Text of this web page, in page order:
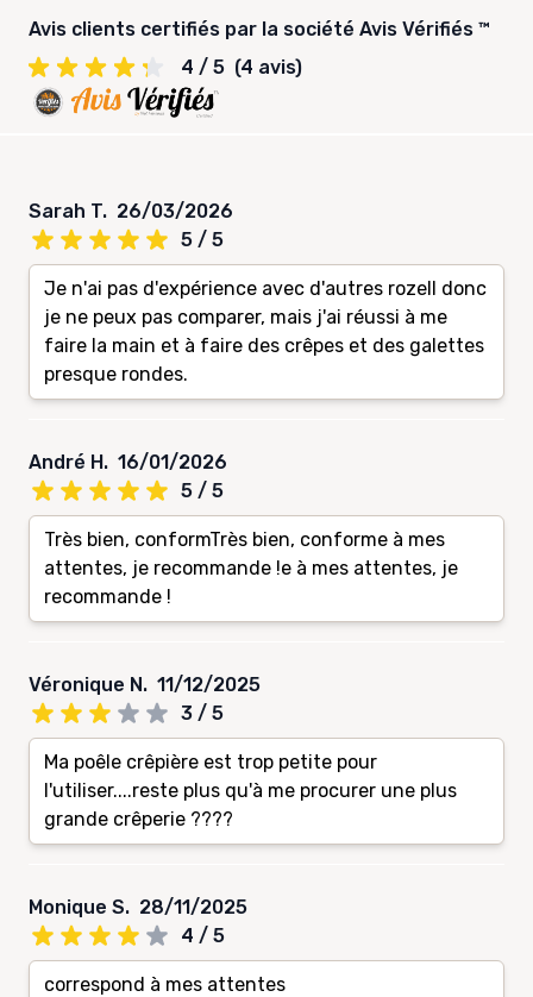
Avis clients certifiés par la société Avis Vérifiés ™
4 / 5 (4 avis)
Sarah T. 26/03/2026
5 / 5
Je n'ai pas d'expérience avec d'autres rozell donc
je ne peux pas comparer, mais j'ai réussi à me
faire la main et à faire des crêpes et des galettes
presque rondes.
André H. 16/01/2026
5 / 5
Très bien, conformTrès bien, conforme à mes
attentes, je recommande !e à mes attentes, je
recommande !
Véronique N. 11/12/2025
3 / 5
Ma poêle crêpière est trop petite pour
l'utiliser....reste plus qu'à me procurer une plus
grande crêperie ????
Monique S. 28/11/2025
4 / 5
correspond à mes attentes